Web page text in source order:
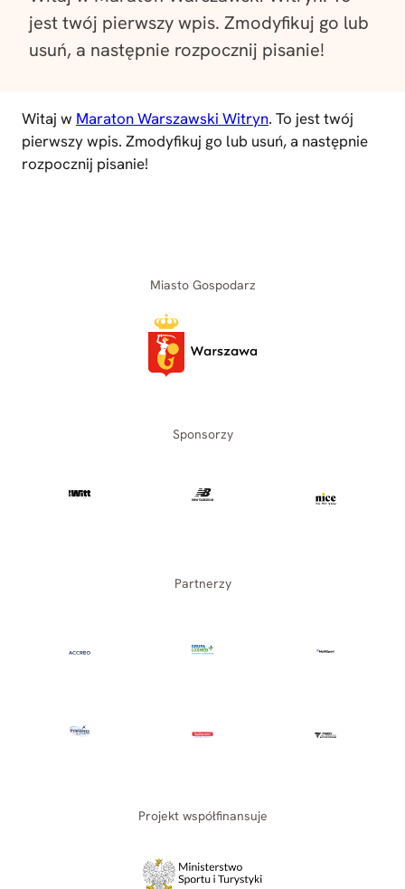
jest twój pierwszy wpis. Zmodyfikuj go lub
usuń, a następnie rozpocznij pisanie!
Witaj w Maraton Warszawski Witryn. To jest twój
pierwszy wpis. Zmodyfikuj go lub usuń, a następnie
rozpocznij pisanie!
Miasto Gospodarz
Sponsorzy
Partnerzy
Projekt współfinansuje